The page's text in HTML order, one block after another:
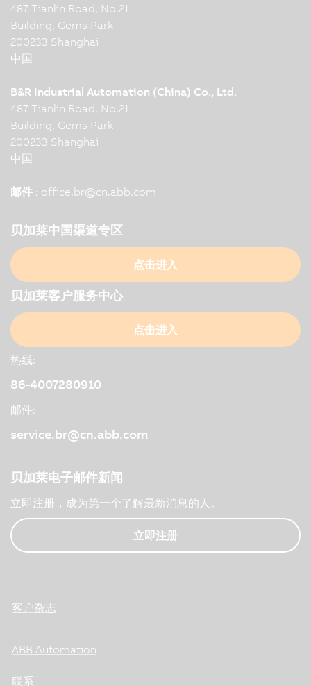
487 Tianlin Road, No.21
Building, Gems Park
200233 Shanghai
中国
B&R Industrial Automation (China) Co., Ltd.
487 Tianlin Road, No.21
Building, Gems Park
200233 Shanghai
中国
邮件 : office.br@cn.abb.com
贝加莱中国渠道专区
点击进入
贝加莱客户服务中心
点击进入
热线:
86-4007280910
邮件:
service.br@cn.abb.com
贝加莱电子邮件新闻
立即注册，成为第一个了解最新消息的人。
立即注册
客户杂志
ABB Automation
联系